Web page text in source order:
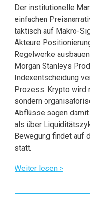
Der institutionelle
einfachen
taktisch auf Makro-
Akteure
Regelwerke
Morgan Stanleys
Indexentscheidung
Prozess. Krypto wird
sondern
Abflüsse sagen
als über
Bewegung findet auf
statt.
Weiter lesen >